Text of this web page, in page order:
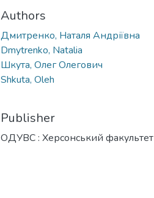
Authors
Дмитренко, Наталя Андріївна
Dmytrenko, Natalia
Шкута, Олег Олегович
Shkuta, Oleh
Publisher
ОДУВС : Херсонський факультет